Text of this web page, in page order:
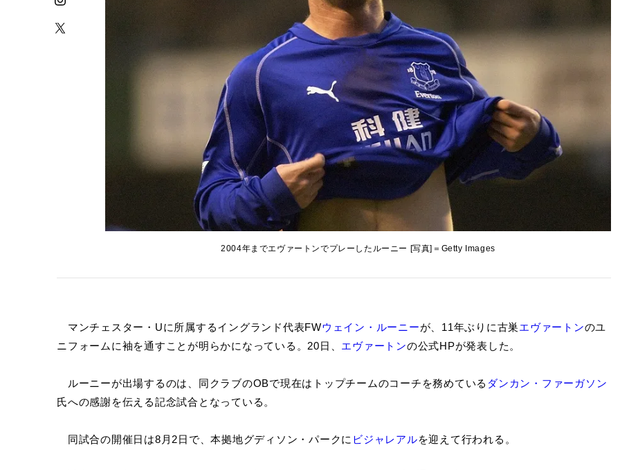
2004年までエヴァートンでプレーしたルーニー [写真]＝Getty Images
マンチェスター・Uに所属するイングランド代表FWウェイン・ルーニーが、11年ぶりに古巣エヴァートンのユ
ニフォームに袖を通すことが明らかになっている。20日、 エヴァートンの公式HPが発表した。
ルーニーが出場するのは、同クラブのOBで現在はトップチームのコーチを務めている ダンカン・ファーガソン
氏への感謝を伝える記念試合となっている。
同試合の開催日は8月2日で、本拠地グディソン・パークに ビジャレアルを迎えて行われる。